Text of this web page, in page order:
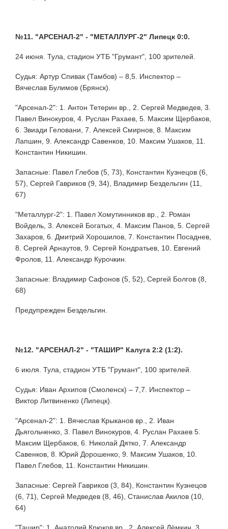
№11. "АРСЕНАЛ-2" - "МЕТАЛЛУРГ-2" Липецк 0:0.
24 июня. Тула, стадион УТБ "Грумант", 100 зрителей.
Судья: Артур Спивак (Тамбов) – 8,5. Инспектор –
Вячеслав Булимов (Брянск).
"Арсенал-2": 1. Антон Тетерин вр., 2. Сергей Медведев, 3.
Павел Винокуров, 4. Руслан Рахаев, 5. Максим Щербаков,
6. Звиади Геловани, 7. Алексей Смирнов, 8. Максим
Лапшин, 9. Александр Савенков, 10. Максим Ушаков, 11.
Константин Никишин.
Запасные: Павел Глебов (5, 73), Константин Кузнецов (6,
57), Сергей Гавриков (9, 34), Владимир Бездельгин (11,
67)
"Металлург-2": 1. Павел Хомутинников вр., 2. Роман
Войдель, 3. Алексей Богатых, 4. Максим Панов, 5. Сергей
Захаров, 6. Дмитрий Хорошилов, 7. Константин Посаднев,
8. Сергей Арнаутов, 9. Сергей Кондратьев, 10. Евгений
Фролов, 11. Александр Курочкин.
Запасные: Владимир Сафонов (5, 52), Сергей Болгов (8,
68)
Предупрежден Бездельгин.
№12. "АРСЕНАЛ-2" - "ТАШИР" Калуга 2:2 (1:2).
6 июля. Тула, стадион УТБ "Грумант", 100 зрителей.
Судья: Иван Архипов (Смоленск) – 7,7. Инспектор –
Виктор Литвиненко (Липецк).
"Арсенал-2": 1. Вячеслав Крыканов вр., 2. Иван
Дьягольченко, 3. Павел Винокуров, 4. Руслан Рахаев 5.
Максим Щербаков, 6. Николай Дятко, 7. Александр
Савенков, 8. Юрий Дорошенко, 9. Максим Ушаков, 10.
Павел Глебов, 11. Константин Никишин.
Запасные: Сергей Гавриков (3, 84), Константин Кузнецов
(6, 71), Сергей Медведев (8, 46), Станислав Акилов (10,
64)
"Ташир": 1. Анатолий Крюков вр., 2. Алексей Дёмкин, 3.